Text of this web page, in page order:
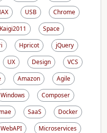
USB
Chrome
Space
Hpricot
jQuery
UX Design
VCS
Amazon
Agile
Windows
Composer
SaaS
Docker
WebAPI
Microservices